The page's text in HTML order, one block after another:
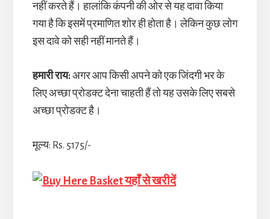
नहीं करते हैं। हालांकि कंपनी की ओर से यह दावा किया
गया है कि इसमें प्रमाणित शोर ही होता है। लेकिन कुछ लोग
इस दावे को सही नहीं मानते हैं।
हमारी राय:अगर आप किसी अपने को एक जिंदगी भर के
लिए अच्छा प्रोडक्ट देना चाहती हैं तो यह उसके लिए सबसे
अच्छा प्रोडक्ट है।
मूल्य: Rs. 5175/-
यहाँ से खरीदें